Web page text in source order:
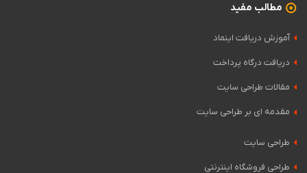
مطالب مفید
آموزش دریافت اینماد
دریافت درگاه پرداخت
مقالات طراحی سایت
مقدمه ای بر طراحی سایت
طراحی سایت
طراحی فروشگاه اینترنتی